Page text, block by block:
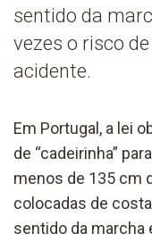
sentido da
vezes o risco
acidente.
Em Portugal, a lei
de “cadeirinha”
menos de 135 cm
colocadas de
sentido da marcha